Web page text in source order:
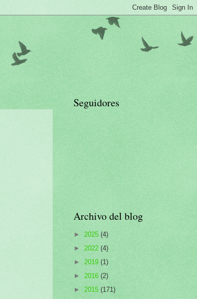
Seguidores
Archivo del blog
► 2025 (4)
► 2022 (4)
► 2019 (1)
► 2016 (2)
► 2015 (171)